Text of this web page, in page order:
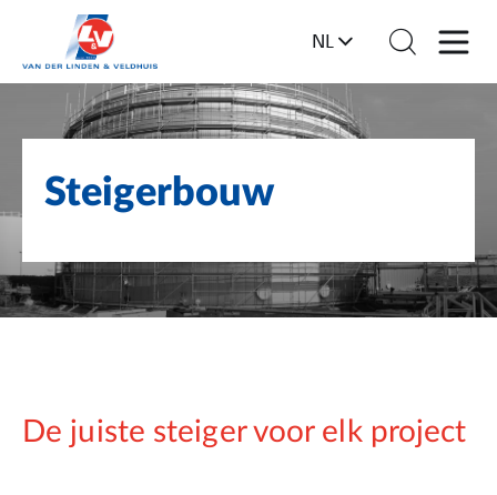
NL
Steigerbouw
De juiste steiger voor elk project